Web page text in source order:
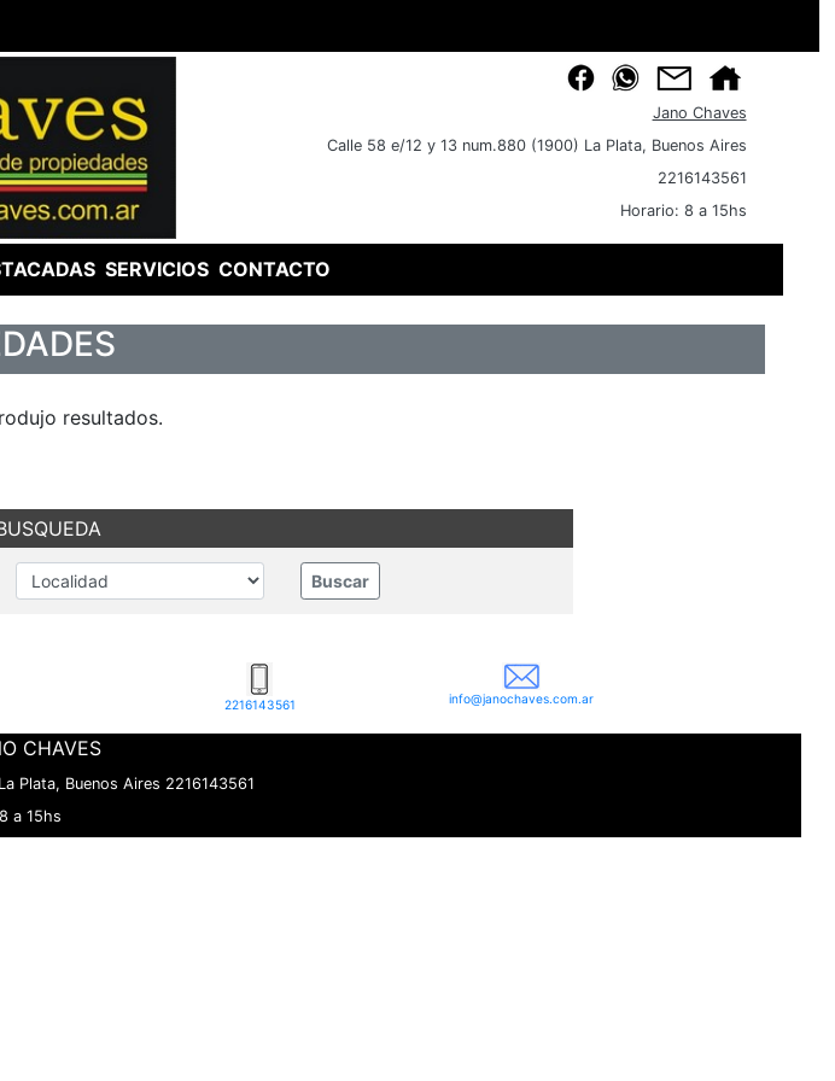
Jano Chaves
Calle 58 e/12 y 13 num.880 (1900) La Plata, Buenos Aires
2216143561
Horario: 8 a 15hs
SERVICIOS CONTACTO
resultados.
2216143561 info@janochaves.com.ar
CHAVES
Plata, Buenos Aires 2216143561
a 15hs